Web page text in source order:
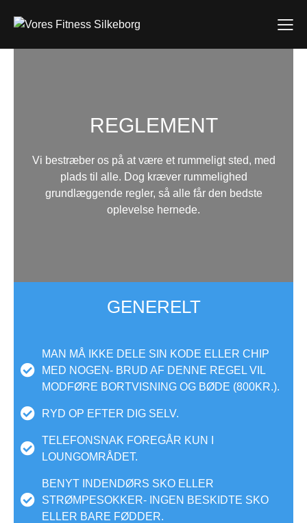
REGLEMENT
Vi bestræber os på at være et rummeligt sted, med
plads til alle. Dog kræver rummelighed
grundlæggende regler, så alle får den bedste
oplevelse hernede.
GENERELT
MAN MÅ IKKE DELE SIN KODE ELLER CHIP
MED NOGEN- BRUD AF DENNE REGEL VIL
MODFØRE BORTVISNING OG BØDE (800KR.).
RYD OP EFTER DIG SELV.
TELEFONSNAK FOREGÅR KUN I
LOUNGOMRÅDET.
BENYT INDENDØRS SKO ELLER
STRØMPESOKKER- INGEN BESKIDTE SKO
ELLER BARE FØDDER.